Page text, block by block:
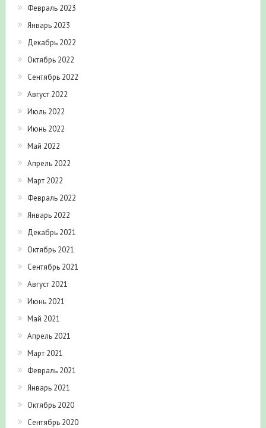
Февраль 2023
Январь 2023
Декабрь 2022
Октябрь 2022
Сентябрь 2022
Август 2022
Июль 2022
Июнь 2022
Май 2022
Апрель 2022
Март 2022
Февраль 2022
Январь 2022
Декабрь 2021
Октябрь 2021
Сентябрь 2021
Август 2021
Июнь 2021
Май 2021
Апрель 2021
Март 2021
Февраль 2021
Январь 2021
Октябрь 2020
Сентябрь 2020